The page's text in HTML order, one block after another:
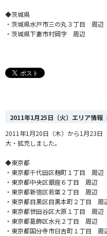
◆茨城県
・茨城県水戸市三の丸３丁目 周辺
・茨城県下妻市村岡字 周辺
2011年1月25日（火）エリア情報
2011年1月20日（木）から1月23日
大・拡充しました。
◆東京都
・東京都千代田区麹町１丁目 周辺
・東京都中央区銀座６丁目 周辺
・東京都新宿区若葉２丁目 周辺
・東京都目黒区目黒本町２丁目 周
・東京都世田谷区大原１丁目 周辺
・東京都葛飾区水元２丁目 周辺
・東京都国分寺市日吉町１丁目 周